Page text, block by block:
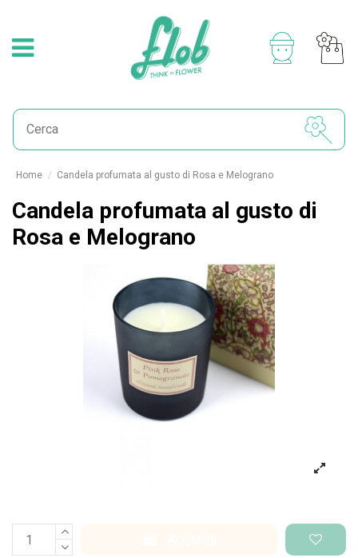
Home Candela profumata al gusto di Rosa e Melograno
Candela profumata al gusto di
Rosa e Melograno